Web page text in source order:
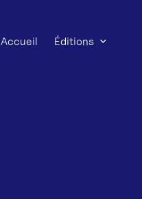
Accueil Éditions